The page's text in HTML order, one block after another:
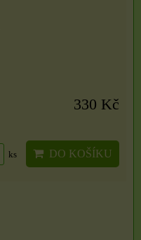
330 Kč
ks DO KOŠÍKU